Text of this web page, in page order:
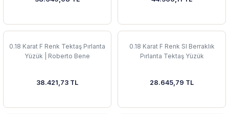
0.18 Karat F Renk Tektaş Pırlanta
Yüzük | Roberto Bene
38.421,73 TL
0.18 Karat F Renk SI Berraklık
Pırlanta Tektaş Yüzük
28.645,79 TL